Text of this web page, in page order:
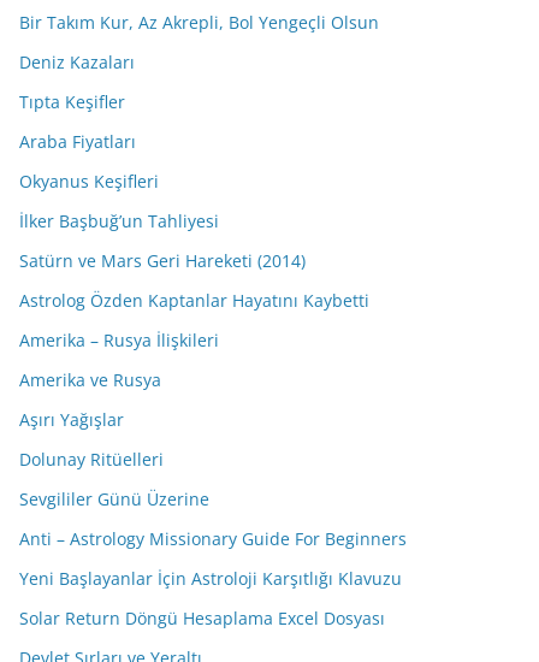
Bir Takım Kur, Az Akrepli, Bol Yengeçli Olsun
Deniz Kazaları
Tıpta Keşifler
Araba Fiyatları
Okyanus Keşifleri
İlker Başbuğ’un Tahliyesi
Satürn ve Mars Geri Hareketi (2014)
Astrolog Özden Kaptanlar Hayatını Kaybetti
Amerika – Rusya İlişkileri
Amerika ve Rusya
Aşırı Yağışlar
Dolunay Ritüelleri
Sevgililer Günü Üzerine
Anti – Astrology Missionary Guide For Beginners
Yeni Başlayanlar İçin Astroloji Karşıtlığı Klavuzu
Solar Return Döngü Hesaplama Excel Dosyası
Devlet Sırları ve Yeraltı